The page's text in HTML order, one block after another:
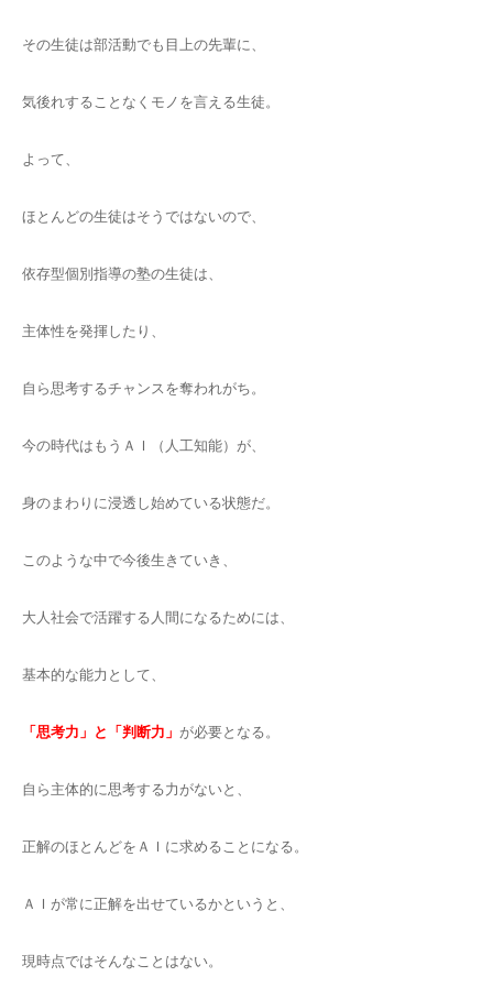
その生徒は部活動でも目上の先輩に、
気後れすることなくモノを言える生徒。
よって、
ほとんどの生徒はそうではないので、
依存型個別指導の塾の生徒は、
主体性を発揮したり、
自ら思考するチャンスを奪われがち。
今の時代はもうＡＩ（人工知能）が、
身のまわりに浸透し始めている状態だ。
このような中で今後生きていき、
大人社会で活躍する人間になるためには、
基本的な能力として、
「思考力」と「判断力」 が必要となる。
自ら主体的に思考する力がないと、
正解のほとんどをＡＩに求めることになる。
ＡＩが常に正解を出せているかというと、
現時点ではそんなことはない。